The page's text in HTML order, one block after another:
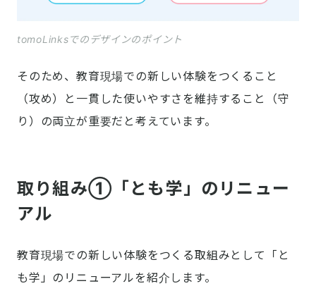
tomoLinksでのデザインのポイント
そのため、教育現場での新しい体験をつくること
（攻め）と一貫した使いやすさを維持すること（守
り）の両立が重要だと考えています。
取り組み①「とも学」のリニュー
アル
教育現場での新しい体験をつくる取組みとして「と
も学」のリニューアルを紹介します。